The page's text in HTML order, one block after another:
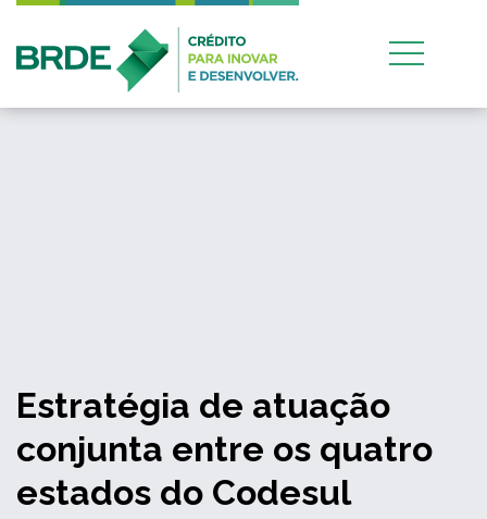
Estratégia de atuação
conjunta entre os quatro
estados do Codesul